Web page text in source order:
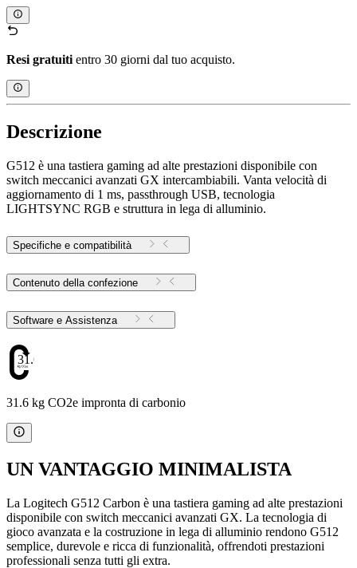
Resi gratuiti entro 30 giorni dal tuo acquisto.
Descrizione
G512 è una tastiera gaming ad alte prestazioni disponibile con
switch meccanici avanzati GX intercambiabili. Vanta velocità di
aggiornamento di 1 ms, passthrough USB, tecnologia
LIGHTSYNC RGB e struttura in lega di alluminio.
Specifiche e compatibilità
Contenuto della confezione
Software e Assistenza
31.6
31.6 kg CO2e impronta di carbonio
UN VANTAGGIO MINIMALISTA
La Logitech G512 Carbon è una tastiera gaming ad alte prestazioni
disponibile con switch meccanici avanzati GX. La tecnologia di
gioco avanzata e la costruzione in lega di alluminio rendono G512
semplice, durevole e ricca di funzionalità, offrendoti prestazioni
professionali senza tutti gli extra.